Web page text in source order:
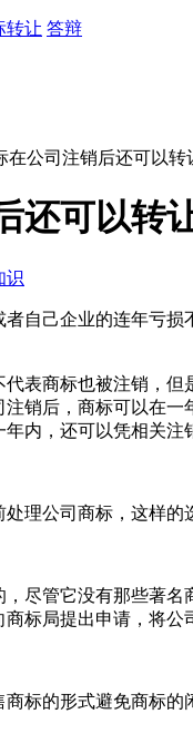
转让 答辩
在公司注销后还可以
还可以转
识
自己企业的连年亏
表商标也被注销，
销后，商标可以在
内，还可以凭相关
理公司商标，这样的
尽管它没有那些著
标局提出申请，将公
标的形式避免商标